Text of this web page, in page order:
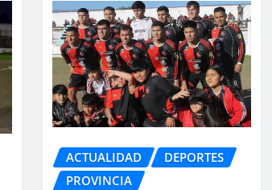
ACTUALIDAD
DEPORTES
PROVINCIA